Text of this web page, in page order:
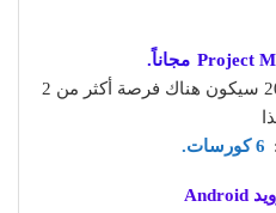
مجاناً.
أعلن جوجل أنه بحلول عام 2022 سيكون هناك فرصة أكثر من 2
6 كورسات.
4- كورس تطوير وبرمجة الأندرويد Android